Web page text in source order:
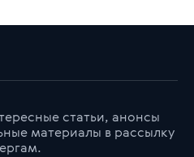
статьи, анонсы
материалы в рассылку